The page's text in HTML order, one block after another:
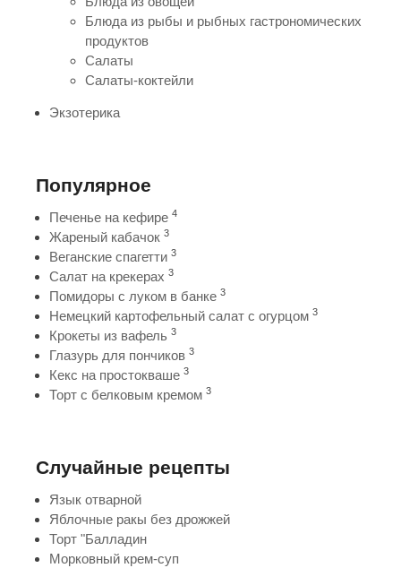
Блюда из рыбы и рыбных гастрономических
продуктов
Салаты
Салаты-коктейли
Экзотерика
Популярное
Печенье на кефире 4
Жареный кабачок 3
Веганские спагетти 3
Салат на крекерах 3
Помидоры с луком в банке 3
Немецкий картофельный салат с огурцом 3
Крокеты из вафель 3
Глазурь для пончиков 3
Кекс на простокваше 3
Торт с белковым кремом 3
Случайные рецепты
Язык отварной
Яблочные ракы без дрожжей
Торт "Балладин
Морковный крем-суп